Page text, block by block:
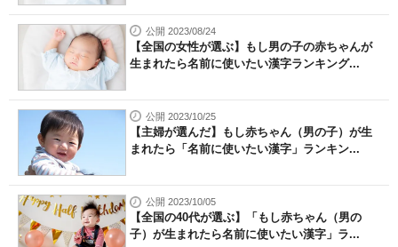
公開 2023/08/24
【全国の女性が選ぶ】もし男の子の赤ちゃんが
生まれたら名前に使いたい漢字ランキング...
公開 2023/10/25
【主婦が選んだ】もし赤ちゃん（男の子）が生
まれたら「名前に使いたい漢字」ランキン...
公開 2023/10/05
【全国の40代が選ぶ】「もし赤ちゃん（男の
子）が生まれたら名前に使いたい漢字」ラ...